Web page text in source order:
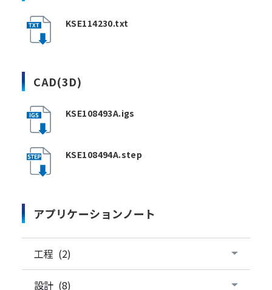
KSE114230.txt
CAD(3D)
KSE108493A.igs
KSE108494A.step
アプリケーションノート
工程 (2)
設計 (8)